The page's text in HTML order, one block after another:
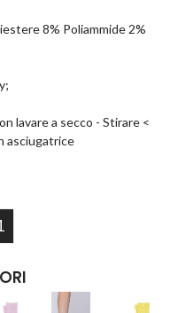
8% Poliammide 2%
lavare a secco - Stirare <
asciugatrice